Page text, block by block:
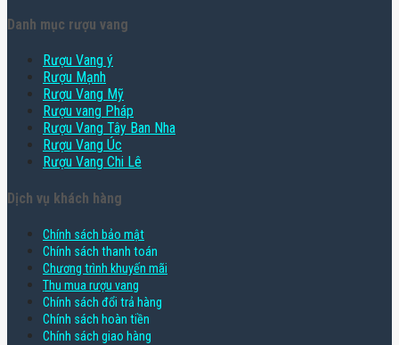
Danh mục rượu vang
Rượu Vang ý
Rượu Mạnh
Rượu Vang Mỹ
Rượu vang Pháp
Rượu Vang Tây Ban Nha
Rượu Vang Úc
Rượu Vang Chi Lê
Dịch vụ khách hàng
Chính sách bảo mật
Chính sách thanh toán
Chương trình khuyến mãi
Thu mua rượu vang
Chính sách đổi trả hàng
Chính sách hoàn tiền
Chính sách giao hàng